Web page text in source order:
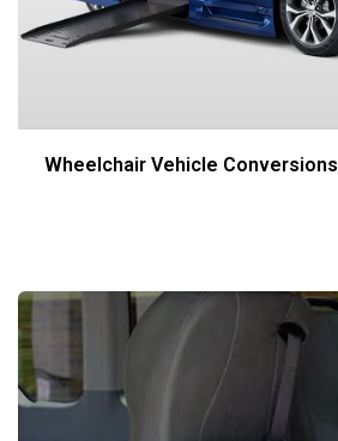
Wheelchair Vehicle Conversions